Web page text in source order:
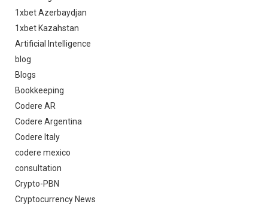
1xbet Azerbaydjan
1xbet Kazahstan
Artificial Intelligence
blog
Blogs
Bookkeeping
Codere AR
Codere Argentina
Codere Italy
codere mexico
consultation
Crypto-PBN
Cryptocurrency News